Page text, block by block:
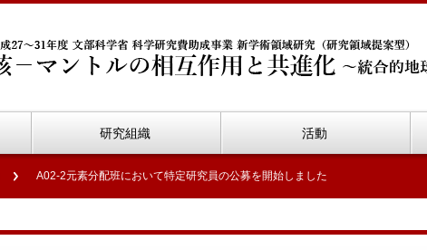
研究組織 活動
A02-2元素分配班において特定研究員の公募を開始しました